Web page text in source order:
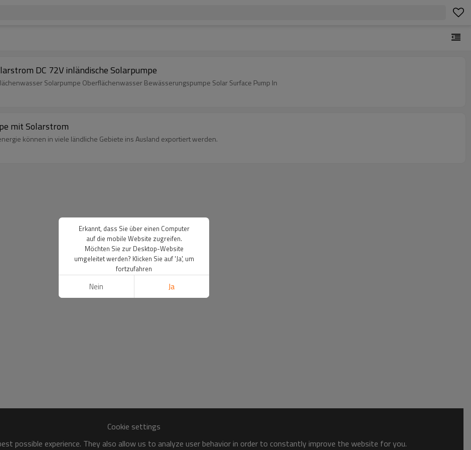
DC 72V inländische Solarpumpe
Solarpumpe Oberflächenwasser Bewässerungspumpe Solar Surface Pump In
mit Solarstrom
können in viele ländliche Gebiete ins Ausland exportiert werden.
Cookie settings
possible experience. They also allow us to analyze user behavior in order to constantly improve the website for you.
Erkannt, dass Sie über einen Computer
auf die mobile Website zugreifen.
Möchten Sie zur Desktop-Website
umgeleitet werden? Klicken Sie auf 'Ja', um
fortzufahren
Nein Ja